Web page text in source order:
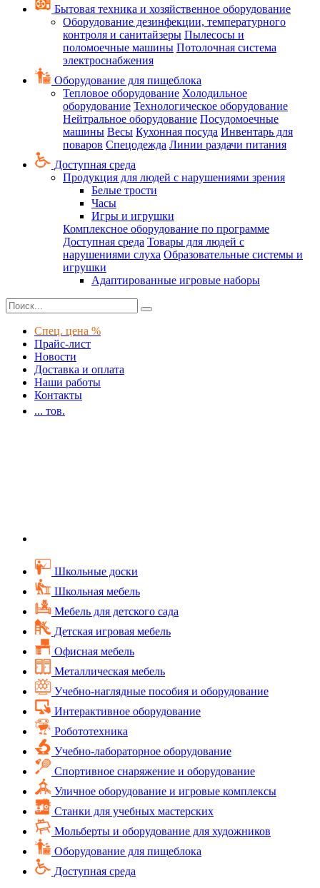
Бытовая техника и хозяйственное оборудование
Оборудование дезинфекции, температурного
контроля и санитайзеры Пылесосы и
поломоечные машины Потолочная система
электроснабжения
Оборудование для пищеблока
Тепловое оборудование Холодильное
оборудование Технологическое оборудование
Нейтральное оборудование Посудомоечные
машины Весы Кухонная посуда Инвентарь для
поваров Спецодежда Линии раздачи питания
Доступная среда
Продукция для людей с нарушениями зрения
Белые трости
Часы
Игры и игрушки
Комплексное оборудование по программе
Доступная среда Товары для людей с
нарушениями слуха Образовательные системы и
игрушки
Адаптированные игровые наборы
Спец. цена %
Прайс-лист
Новости
Доставка и оплата
Наши работы
Контакты
... тов.
Школьные доски
Школьная мебель
Мебель для детского сада
Детская игровая мебель
Офисная мебель
Металлическая мебель
Учебно-наглядные пособия и оборудование
Интерактивное оборудование
Робототехника
Учебно-лабораторное оборудование
Спортивное снаряжение и оборудование
Уличное оборудование и игровые комплексы
Cтанки для учебных мастерских
Мольберты и оборудование для художников
Оборудование для пищеблока
Доступная среда